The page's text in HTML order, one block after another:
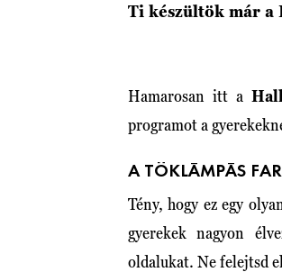
Ti készültök már a
Hamarosan itt a
programot a
A TÖKLÁMPÁS
Tény, hogy ez egy
gyerekek nagyon
oldalukat. Ne felejtsd